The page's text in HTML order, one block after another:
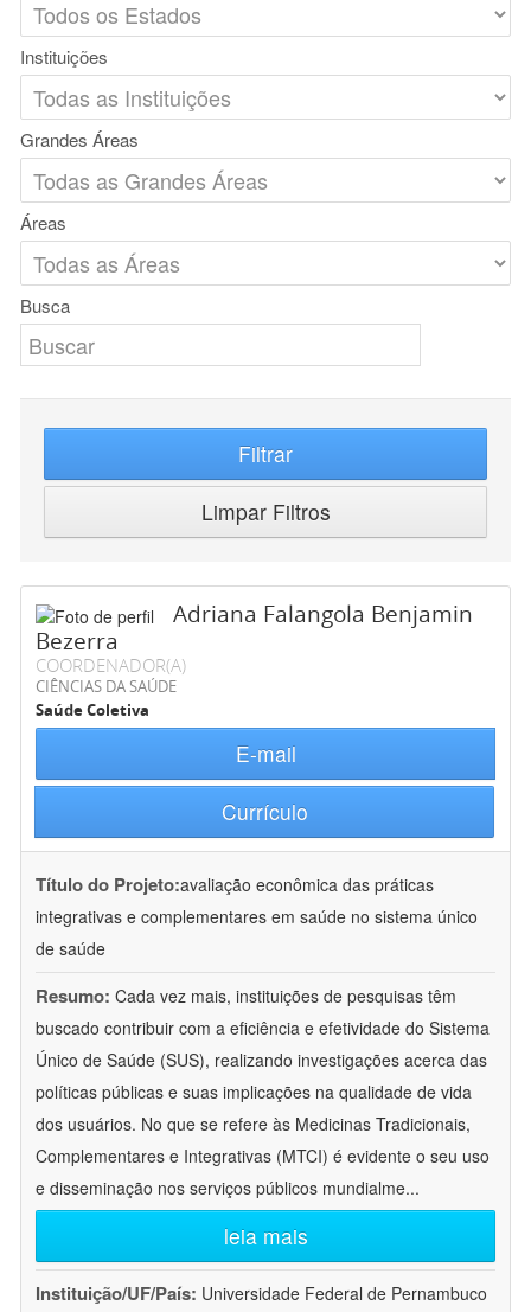
Instituições
Grandes Áreas
Áreas
Busca
Filtrar
Limpar Filtros
Adriana Falangola Benjamin
Bezerra
COORDENADOR(A)
CIÊNCIAS DA SAÚDE
Saúde Coletiva
E-mail
Currículo
Título do Projeto:avaliação econômica das práticas
integrativas e complementares em saúde no sistema único
de saúde
Resumo: Cada vez mais, instituições de pesquisas têm
buscado contribuir com a eficiência e efetividade do Sistema
Único de Saúde (SUS), realizando investigações acerca das
políticas públicas e suas implicações na qualidade de vida
dos usuários. No que se refere às Medicinas Tradicionais,
Complementares e Integrativas (MTCI) é evidente o seu uso
e disseminação nos serviços públicos mundialme...
leia mais
Instituição/UF/País: Universidade Federal de Pernambuco